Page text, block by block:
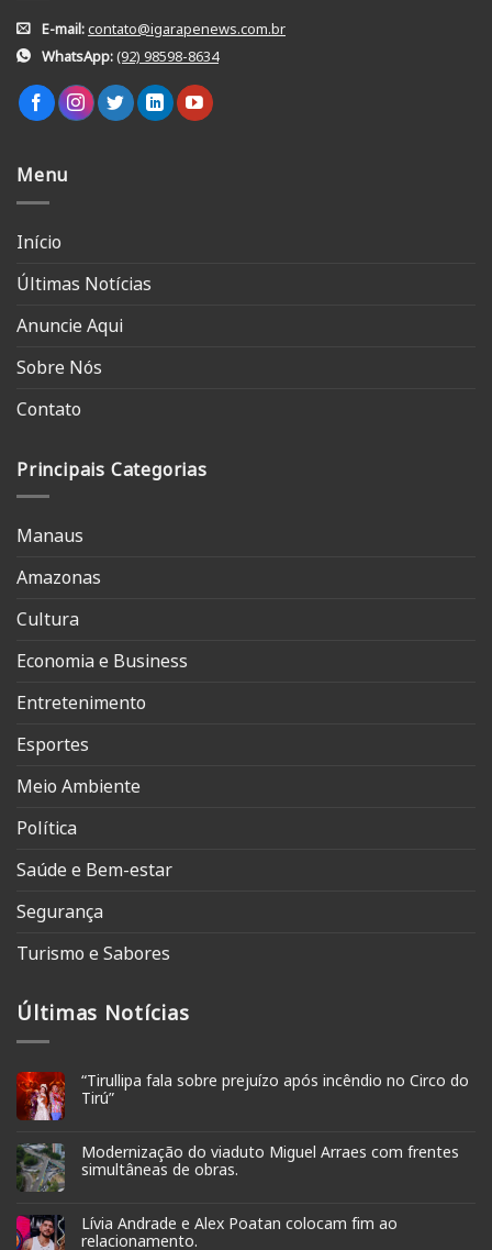
E-mail:contato@igarapenews.com.br
WhatsApp:(92) 98598-8634
Menu
Início
Últimas Notícias
Anuncie Aqui
Sobre Nós
Contato
Principais Categorias
Manaus
Amazonas
Cultura
Economia e Business
Entretenimento
Esportes
Meio Ambiente
Política
Saúde e Bem-estar
Segurança
Turismo e Sabores
Últimas Notícias
“Tirullipa fala sobre prejuízo após incêndio no Circo do
Tirú”
Modernização do viaduto Miguel Arraes com frentes
simultâneas de obras.
Lívia Andrade e Alex Poatan colocam fim ao
relacionamento.